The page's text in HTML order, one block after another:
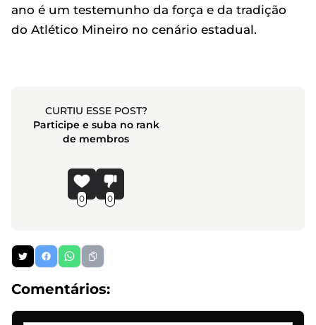
ano é um testemunho da força e da tradição
do Atlético Mineiro no cenário estadual.
CURTIU ESSE POST?
Participe e suba no rank
de membros
0 0
Comentários: